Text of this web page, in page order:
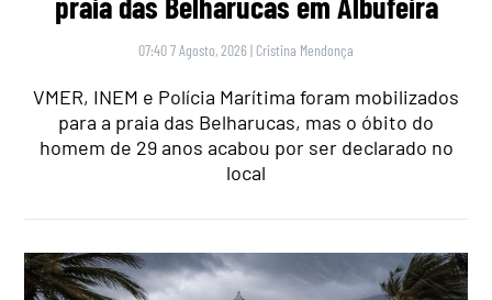
07:40 7 Agosto, 2026 | Cristina Mendonça
VMER, INEM e Polícia Marítima foram mobilizados
para a praia das Belharucas, mas o óbito do
homem de 29 anos acabou por ser declarado no
local